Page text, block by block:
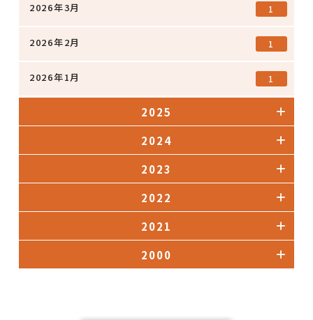
2026年3月 1
2026年2月 1
2026年1月 1
2025
2024
2023
2022
2021
2000